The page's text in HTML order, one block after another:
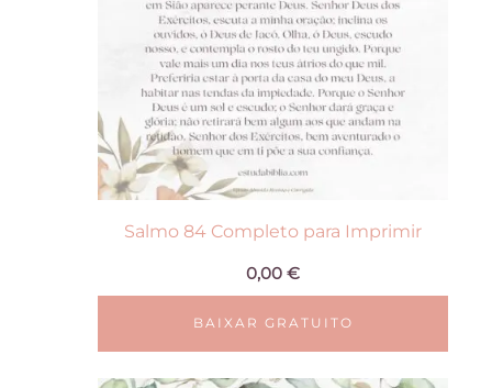
Salmo 84 Completo para Imprimir
0,00€
BAIXAR GRATUITO